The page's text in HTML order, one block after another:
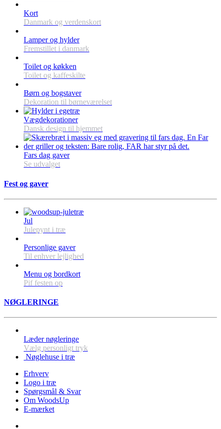
Kort
Danmark og verdenskort
Lamper og hylder
Fremstillet i danmark
Toilet og køkken
Toilet og kaffeskilte
Børn og bogstaver
Dekoration til børneværelset
Vægdekorationer
Dansk design til hjemmet
Fars dag gaver
Se udvalget
Fest og gaver
Jul
Julepynt i træ
Personlige gaver
Til enhver lejlighed
Menu og bordkort
Pif festen op
NØGLERINGE
Læder nøgleringe
Vælg personligt tryk
Nøglehuse i træ
Erhverv
Logo i træ
Spørgsmål & Svar
Om WoodsUp
E-mærket